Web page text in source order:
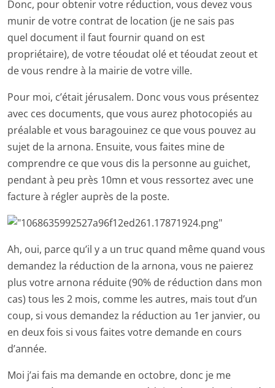
Donc, pour obtenir votre réduction, vous devez vous
munir de votre contrat de location (je ne sais pas
quel document il faut fournir quand on est
propriétaire), de votre téoudat olé et téoudat zeout et
de vous rendre à la mairie de votre ville.
Pour moi, c’était jérusalem. Donc vous vous présentez
avec ces documents, que vous aurez photocopiés au
préalable et vous baragouinez ce que vous pouvez au
sujet de la arnona. Ensuite, vous faites mine de
comprendre ce que vous dis la personne au guichet,
pendant à peu près 10mn et vous ressortez avec une
facture à régler auprès de la poste.
Ah, oui, parce qu’il y a un truc quand même quand vous
demandez la réduction de la arnona, vous ne paierez
plus votre arnona réduite (90% de réduction dans mon
cas) tous les 2 mois, comme les autres, mais tout d’un
coup, si vous demandez la réduction au 1er janvier, ou
en deux fois si vous faites votre demande en cours
d’année.
Moi j’ai fais ma demande en octobre, donc je me